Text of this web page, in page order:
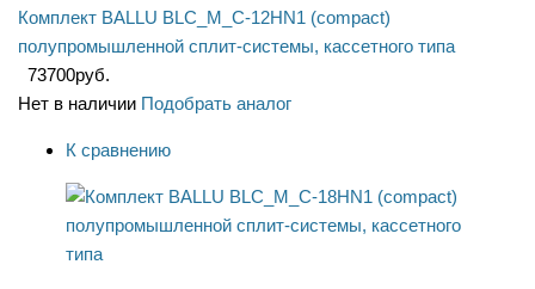
Комплект BALLU BLC_M_C-12HN1 (compact)
полупромышленной сплит-системы, кассетного типа
73700руб.
Нет в наличии Подобрать аналог
К сравнению